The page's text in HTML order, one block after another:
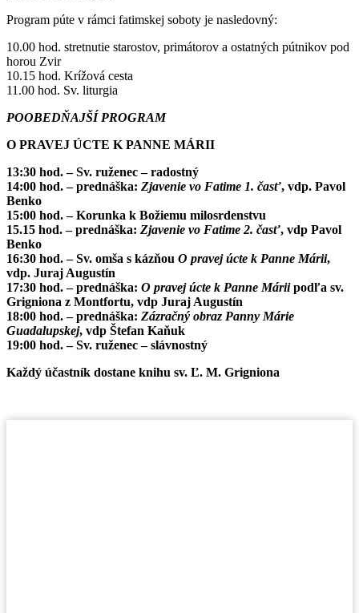
Program púte v rámci fatimskej soboty je nasledovný:
10.00 hod. stretnutie starostov, primátorov a ostatných pútnikov pod
horou Zvir
10.15 hod. Krížová cesta
11.00 hod. Sv. liturgia
POOBEDŇAJŠÍ PROGRAM
O PRAVEJ ÚCTE K PANNE MÁRII
13:30 hod.– Sv. ruženec – radostný
14:00 hod.– prednáška: Zjavenie vo Fatime 1. časť, vdp. Pavol
Benko
15:00 hod.– Korunka k Božiemu milosrdenstvu
15.15 hod.– prednáška: Zjavenie vo Fatime 2. časť, vdp Pavol
Benko
16:30 hod.– Sv. omša s kázňou O pravej úcte k Panne Márii,
vdp. Juraj Augustín
17:30 hod.– prednáška: O pravej úcte k Panne Máriipodľa sv.
Grigniona z Montfortu, vdp Juraj Augustín
18:00 hod.– prednáška: Zázračný obraz Panny Márie
Guadalupskej, vdp Štefan Kaňuk
19:00 hod.– Sv. ruženec – slávnostný
Každý účastník dostane knihu sv. Ľ. M. Grigniona